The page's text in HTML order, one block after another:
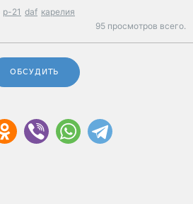
р-21 daf карелия
95 просмотров всего.
ОБСУДИТЬ